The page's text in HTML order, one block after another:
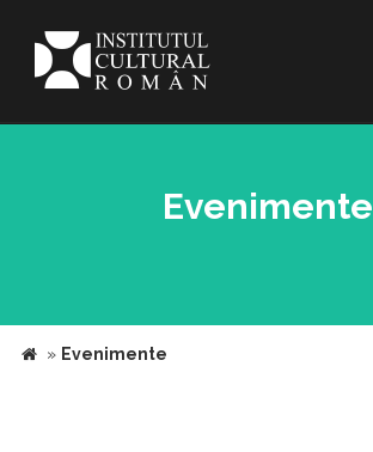
Evenimente
» Evenimente